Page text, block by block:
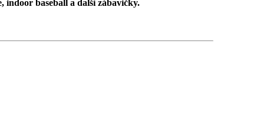
indoor baseball a další zábavičky.